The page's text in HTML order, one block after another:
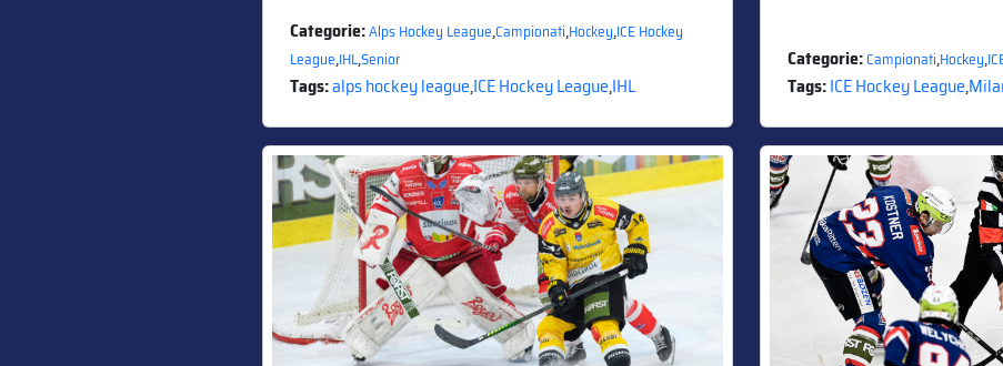
Categorie:Alps Hockey League,Campionati,Hockey,ICE Hockey
League,IHL,Senior
Tags:alps hockey league,ICE Hockey League,IHL
Categorie:Campionati,Hockey,
Tags:ICE Hockey League,